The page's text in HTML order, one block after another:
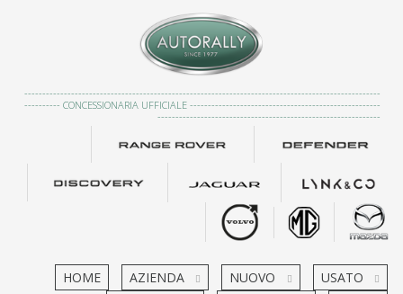
---------------------------------------------------------------------------------------------------
---------- CONCESSIONARIA UFFICIALE -----------------------------------------------------
--------------------------------------------------------------
HOME AZIENDA NUOVO
USATO